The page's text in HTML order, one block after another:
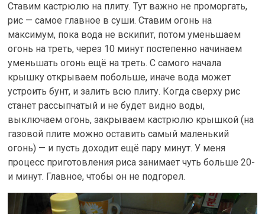
Ставим кастрюлю на плиту. Тут важно не проморгать,
рис — самое главное в суши. Ставим огонь на
максимум, пока вода не вскипит, потом уменьшаем
огонь на треть, через 10 минут постепенно начинаем
уменьшать огонь ещё на треть. С самого начала
крышку открываем побольше, иначе вода может
устроить бунт, и залить всю плиту. Когда сверху рис
станет рассыпчатый и не будет видно воды,
выключаем огонь, закрываем кастрюлю крышкой (на
газовой плите можно оставить самый маленький
огонь) — и пусть доходит ещё пару минут. У меня
процесс приготовления риса занимает чуть больше 20-
и минут. Главное, чтобы он не подгорел.